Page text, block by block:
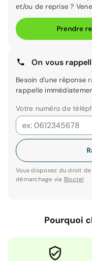
et/ou de reprise ?
Prendre
On vous
Besoin d'une réponse
rappelle
Votre numéro de
Vous disposez du droit
démarchage via Bloctel
Pourquoi